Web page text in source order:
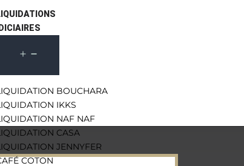
BOUCHARA
IKKS
NAF NAF
CASA
JENNYFER
COTON